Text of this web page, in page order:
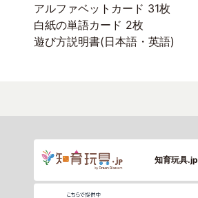
アルファベットカード 31枚
白紙の単語カード 2枚
遊び方説明書(日本語・英語)
知育玩具.jp